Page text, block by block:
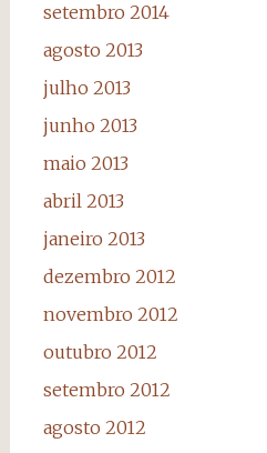
setembro 2014
agosto 2013
julho 2013
junho 2013
maio 2013
abril 2013
janeiro 2013
dezembro 2012
novembro 2012
outubro 2012
setembro 2012
agosto 2012